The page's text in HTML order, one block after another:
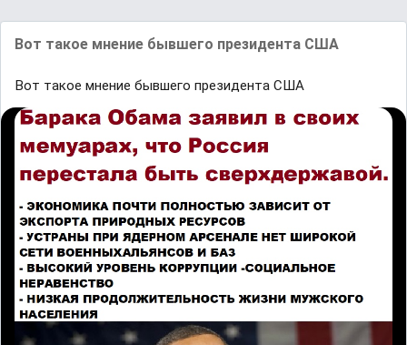
Вот такое мнение бывшего президента США
Вот такое мнение бывшего президента США